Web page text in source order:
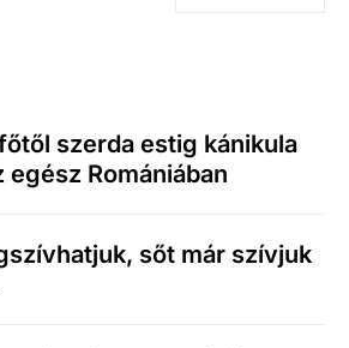
szerda estig kánikula
egész Romániában
sőt már szívjuk